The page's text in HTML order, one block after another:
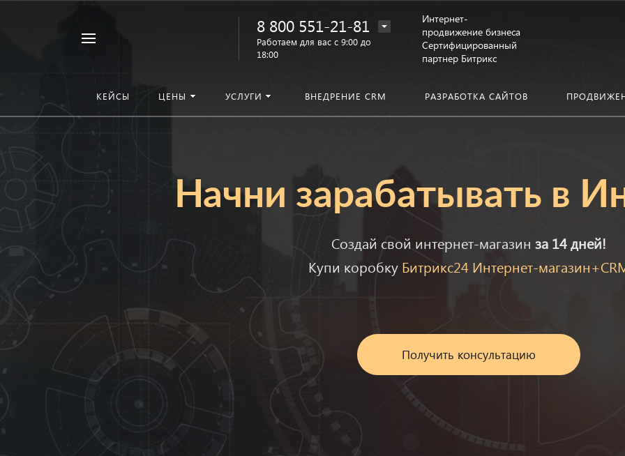
8 800 551-21-81
Работаем для вас с 9:00 до
18:00
Интернет-
продвижение бизнеса
Сертифицированный
партнер Битрикс
КЕЙСЫ ЦЕНЫ УСЛУГИ ВНЕДРЕНИЕ CRM РАЗРАБОТКА САЙТОВ
Начни зарабатывать в
Cоздай свой интернет-магазин за 14 дней!
Купи коробку Битрикс24 Интернет-
Получить консультацию